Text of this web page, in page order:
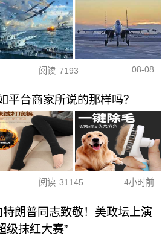
阅读 7193 08-08
平台商家所说的那样吗？
阅读 31145 4小时前
特朗普同志致敬！美政坛上演
级抹红大赛”